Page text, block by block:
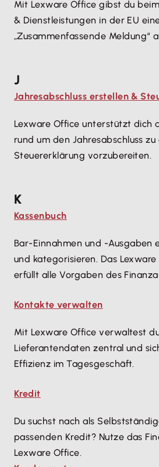
Mit Lexware Office gibst du
& Dienstleistungen in der EU
„Zusammenfassende Meldung“
J
Jahresabschluss erstellen &
Lexware Office unterstützt dich
rund um den Jahresabschluss
Steuererklärung vorzubereiten.
K
Kassenbuch
Bar-Einnahmen und -Ausgaben
und kategorisieren. Das Lexware
erfüllt alle Vorgaben des
Kontakte verwalten
Mit Lexware Office verwaltest
Lieferantendaten zentral und
Effizienz im Tagesgeschäft.
Kredit
Du suchst nach als
passenden Kredit? Nutze das
Lexware Office.